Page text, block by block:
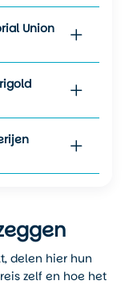
Union
delen hier hun
zelf en hoe het